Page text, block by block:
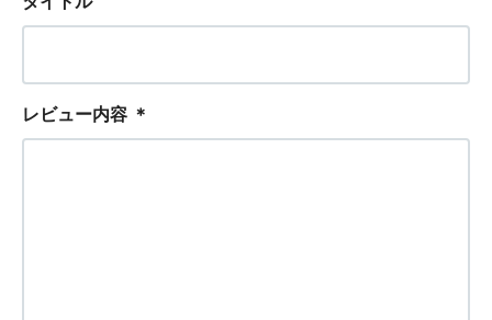
レビュー内容 ＊